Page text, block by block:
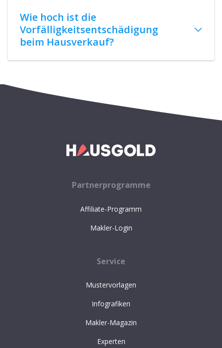
Wie hoch ist die
Vorfälligkeitsentschädigung
beim Hausverkauf?
Partnerprogramme
Affiliate-Programm
Makler-Login
Service
Mustervorlagen
Infografiken
Makler-Magazin
Experten